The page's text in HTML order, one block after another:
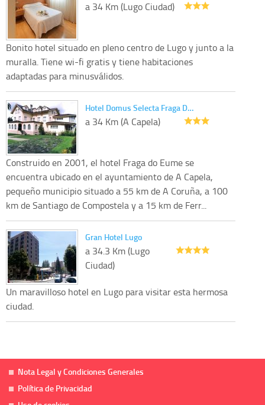
a 34 Km (Lugo Ciudad)
Bonito hotel situado en pleno centro de Lugo y junto a la
muralla. Tiene wi-fi gratis y tiene habitaciones
adaptadas para minusválidos.
Hotel Domus Selecta Fraga D…
a 34 Km (A Capela)
Construido en 2001, el hotel Fraga do Eume se
encuentra ubicado en el ayuntamiento de A Capela,
pequeño municipio situado a 55 km de A Coruña, a 100
km de Santiago de Compostela y a 15 km de Ferr...
Gran Hotel Lugo
a 34.3 Km (Lugo
Ciudad)
Un maravilloso hotel en Lugo para visitar esta hermosa
ciudad.
Nota Legal y Condiciones Generales
Política de Privacidad